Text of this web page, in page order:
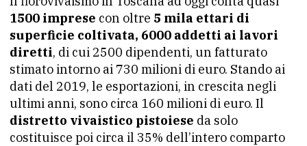
1500 imprese con oltre 5 mila ettari di
superficie coltivata, 6000 addetti ai lavori
diretti, di cui 2500 dipendenti, un fatturato
stimato intorno ai 730 milioni di euro. Stando ai
dati del 2019, le esportazioni, in crescita negli
ultimi anni, sono circa 160 milioni di euro. Il
distretto vivaistico pistoiese da solo
costituisce poi circa il 35% dell’intero comparto